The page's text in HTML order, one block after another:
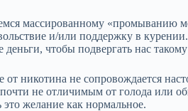
массированному «промыванию
и/или поддержку в
чтобы подвергать нас
от никотина не сопровождается
не отличимым от голода или
желание как нормальное.